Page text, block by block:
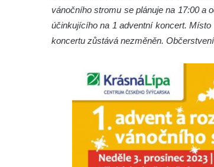
vánočního stromu se plánuje na 17:00 a
účinkujícího na 1 adventní koncert.
koncertu zůstává nezměněn.